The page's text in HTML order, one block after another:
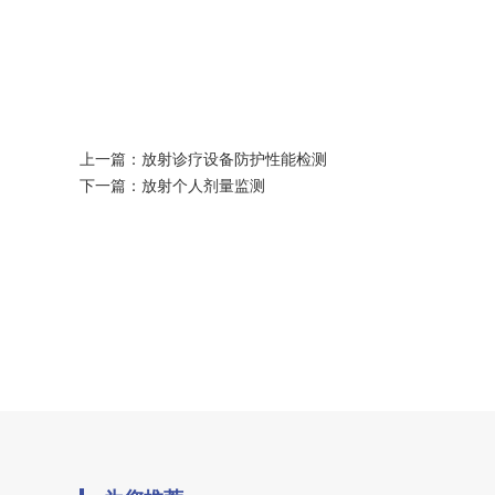
上一篇： 放射诊疗设备防护性能检测
下一篇： 放射个人剂量监测